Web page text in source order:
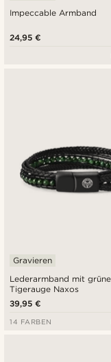
Impeccable Armband
24,95 €
Lederarmband mit
Tigerauge Naxos
Gravieren
39,95 €
14 FARBEN